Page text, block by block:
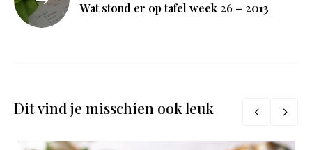
Wat stond er op tafel week 26 – 2013
Dit vind je misschien ook leuk